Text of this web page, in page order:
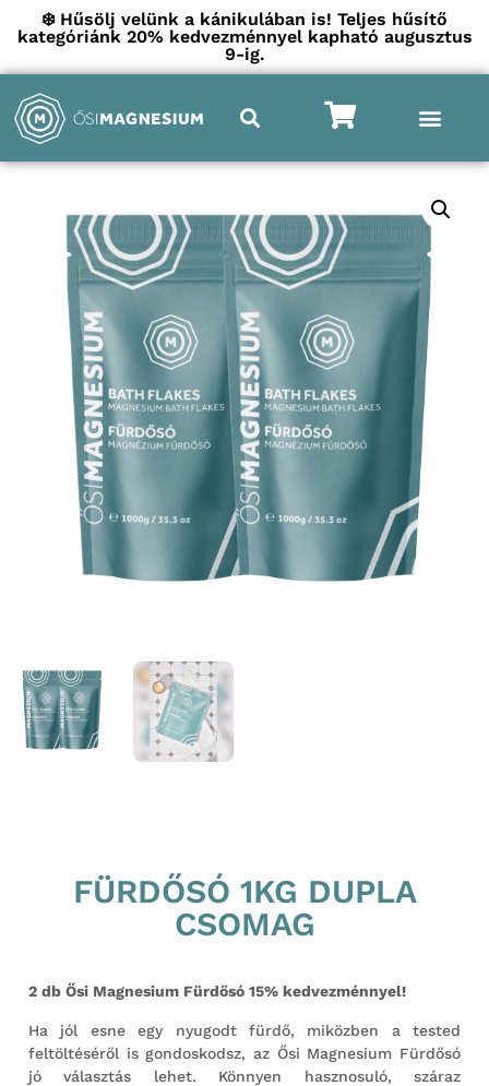
❄️ Hűsölj velünk a kánikulában is! Teljes hűsítő
kategóriánk 20% kedvezménnyel kapható augusztus
9-ig.
FÜRDŐSÓ 1KG DUPLA
CSOMAG
2 db Ősi Magnesium Fürdősó 15% kedvezménnyel!
Ha jól esne egy nyugodt fürdő, miközben a tested
feltöltéséről is gondoskodsz, az Ősi Magnesium Fürdősó
jó választás lehet. Könnyen hasznosuló, száraz